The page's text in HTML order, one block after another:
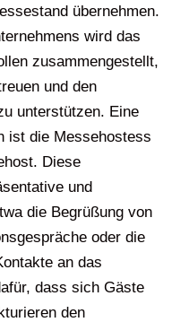
übernehmen.
wird das
zusammengestellt,
und den
unterstützen. Eine
ist die Messehostess
Diese
und
die Begrüßung von
oder die
an das
dass sich Gäste
den